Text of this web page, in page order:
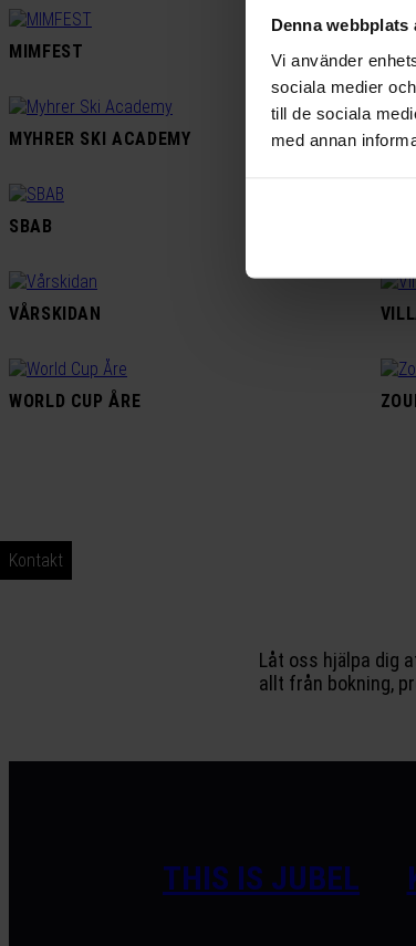
Denna webbplats
Vi använder
sociala medier
till de sociala
med annan
MIMFEST
MYHRER SKI ACADEMY
SBAB
VÅRSKIDAN
WORLD CUP ÅRE
Kontakt
Låt oss hjälpa dig
allt från bokning,
THIS IS JUBEL